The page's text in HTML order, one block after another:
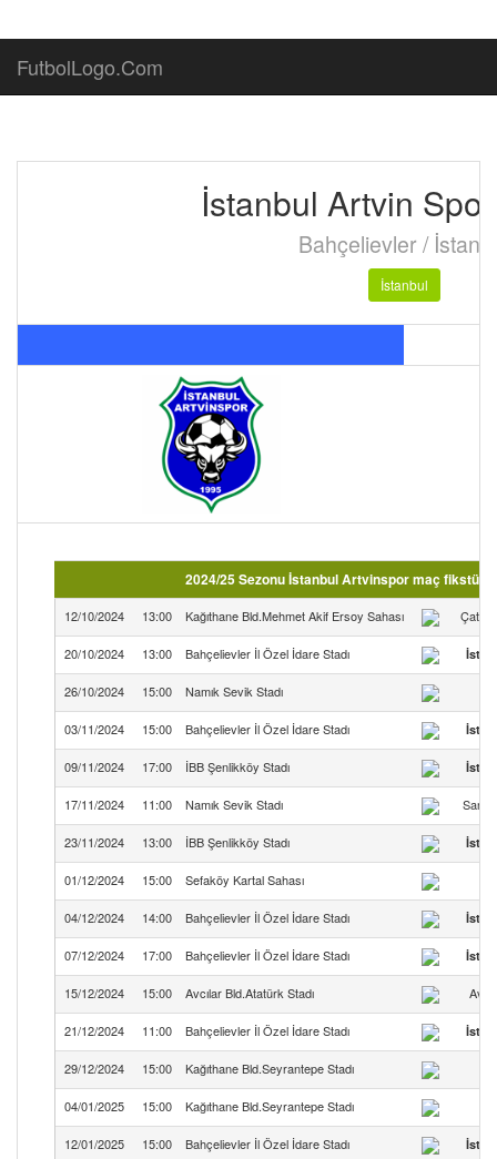
FutbolLogo.Com
İstanbul Artvin
Bahçelievler /
İstanbul
2024/25 Sezonu İstanbul Artvinspor maç fikstürü
12/10/2024 13:00 Kağıthane Bld.Mehmet Akif Ersoy Sahası
20/10/2024 13:00 Bahçelievler İl Özel İdare Stadı
26/10/2024 15:00 Namık Sevik Stadı
03/11/2024 15:00 Bahçelievler İl Özel İdare Stadı
09/11/2024 17:00 İBB Şenlikköy Stadı
17/11/2024 11:00 Namık Sevik Stadı
23/11/2024 13:00 İBB Şenlikköy Stadı
01/12/2024 15:00 Sefaköy Kartal Sahası
04/12/2024 14:00 Bahçelievler İl Özel İdare Stadı
07/12/2024 17:00 Bahçelievler İl Özel İdare Stadı
15/12/2024 15:00 Avcılar Bld.Atatürk Stadı
21/12/2024 11:00 Bahçelievler İl Özel İdare Stadı
29/12/2024 15:00 Kağıthane Bld.Seyrantepe Stadı
04/01/2025 15:00 Kağıthane Bld.Seyrantepe Stadı
12/01/2025 15:00 Bahçelievler İl Özel İdare Stadı